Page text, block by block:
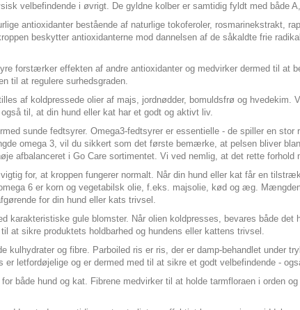
velbefindende i øvrigt. De gyldne kolber er samtidig fyldt med både
antioxidanter bestående af naturlige tokoferoler, rosmarinekstrakt,
beskytter antioxidanterne mod dannelsen af de såkaldte frie
forstærker effekten af andre antioxidanter og medvirker dermed til at
til at regulere surhedsgraden.
af koldpressede olier af majs, jordnødder, bomuldsfrø og
til, at din hund eller kat har et godt og aktivt liv.
sunde fedtsyrer. Omega3-fedtsyrer er essentielle - de spiller en
omega 3, vil du sikkert som det første bemærke, at pelsen bliver
afbalanceret i Go Care sortimentet. Vi ved nemlig, at det rette
for, at kroppen fungerer normalt. Når din hund eller kat får en
6 er korn og vegetabilsk olie, f.eks. majsolie, kød og æg.
for din hund eller kats trivsel.
karakteristiske gule blomster. Når olien koldpresses, bevares både
at sikre produktets holdbarhed og hundens eller kattens trivsel.
kulhydrater og fibre. Parboiled ris er ris, der er damp-behandlet under
letfordøjelige og er dermed med til at sikre et godt velbefindende -
både hund og kat. Fibrene medvirker til at holde tarmfloraen i orden